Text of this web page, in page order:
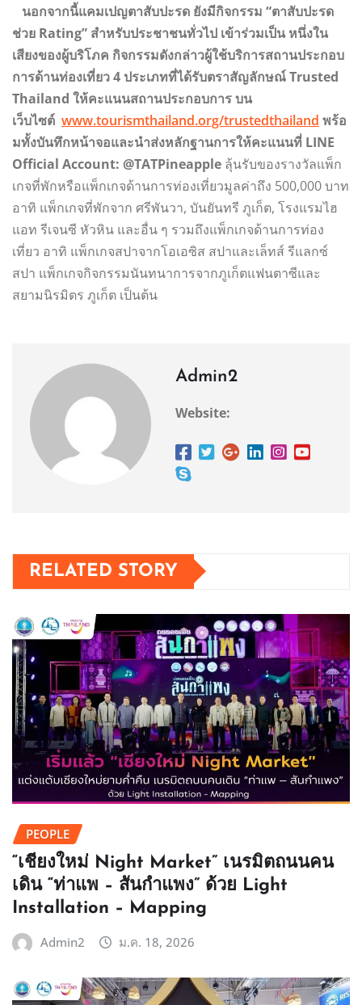
นอกจากนี้แคมเปญตาสับปะรด ยังมีกิจกรรม “ตาสับปะรด
ช่วย Rating” สำหรับประชาชนทั่วไป เข้าร่วมเป็น หนึ่งใน
เสียงของผู้บริโภค กิจกรรมดังกล่าวผู้ใช้บริการสถานประกอบ
การด้านท่องเที่ยว 4 ประเภทที่ได้รับตราสัญลักษณ์ Trusted
Thailand ให้คะแนนสถานประกอบการ บน
เว็บไซต์ www.tourismthailand.org/trustedthailand พร้อ
มทั้งบันทึกหน้าจอและนำส่งหลักฐานการให้คะแนนที่ LINE
Official Account: @TATPineapple ลุ้นรับของรางวัลแพ็ก
เกจที่พักหรือแพ็กเกจด้านการท่องเที่ยวมูลค่าถึง 500,000 บาท
อาทิ แพ็กเกจที่พักจาก ศรีพันวา, บันยันทรี ภูเก็ต, โรงแรมไฮ
แอท รีเจนซี หัวหิน และอื่น ๆ รวมถึงแพ็กเกจด้านการท่อง
เที่ยว อาทิ แพ็กเกจสปาจากโอเอซิส สปาและเล็ทส์ รีแลกซ์
สปา แพ็กเกจกิจกรรมนันทนาการจากภูเก็ตแฟนตาซีและ
สยามนิรมิตร ภูเก็ต เป็นต้น
Admin2
Website:
RELATED STORY
PEOPLE
“เชียงใหม่ Night Market” เนรมิตถนนคน
เดิน “ท่าแพ – สันกำแพง” ด้วย Light
Installation – Mapping
Admin2 ม.ค. 18, 2026